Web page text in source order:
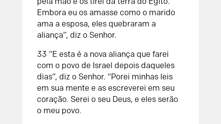
Embora eu os amasse como o marido
ama a esposa, eles quebraram a
aliança”, diz o Senhor.
33 “E esta é a nova aliança que farei
com o povo de Israel depois daqueles
dias”, diz o Senhor. “Porei minhas leis
em sua mente e as escreverei em seu
coração. Serei o seu Deus, e eles serão
o meu povo.